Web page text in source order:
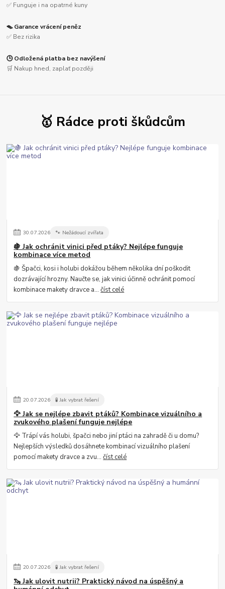
✅ Funguje i na opatrné kuny
🪤 Garance vrácení peněz
✅ Bez rizika
🕒 Odložená platba bez navýšení
🛒 Nakup hned, zaplať později
🥇 Rádce proti škůdcům
30.07.2026 🐾 Nežádoucí zvířata
🍇 Jak ochránit vinici před ptáky? Nejlépe funguje
kombinace více metod
🍇 Špačci, kosi i holubi dokážou během několika dní poškodit
dozrávající hrozny. Naučte se, jak vinici účinně ochránit pomocí
kombinace makety dravce a...číst celé
20.07.2026 🧪 Jak vybrat řešení
🦅 Jak se nejlépe zbavit ptáků? Kombinace vizuálního a
zvukového plašení funguje nejlépe
🦅 Trápí vás holubi, špačci nebo jiní ptáci na zahradě či u domu?
Nejlepších výsledků dosáhnete kombinací vizuálního plašení
pomocí makety dravce a zvu...číst celé
20.07.2026 🧪 Jak vybrat řešení
🦦 Jak ulovit nutrii? Praktický návod na úspěšný a